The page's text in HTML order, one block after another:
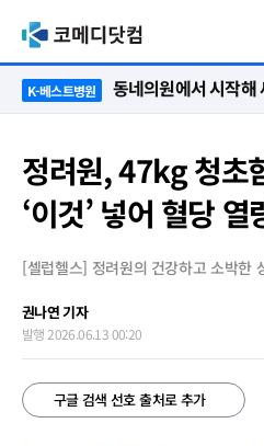
K-베스트병원
정려원, 47kg 청초
‘이것’ 넣어 혈당
[셀럽헬스] 정려원의 건강하고 소박한
권나연 기자
발행 2026.06.13 00:20
구글 검색 선호 출처로 추가